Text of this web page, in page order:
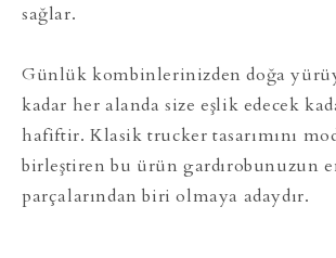
sağlar.
Günlük kombinlerinizden doğa
kadar her alanda size eşlik edecek
hafiftir. Klasik trucker tasarımını
birleştiren bu ürün gardırobunuzun
parçalarından biri olmaya adaydır.